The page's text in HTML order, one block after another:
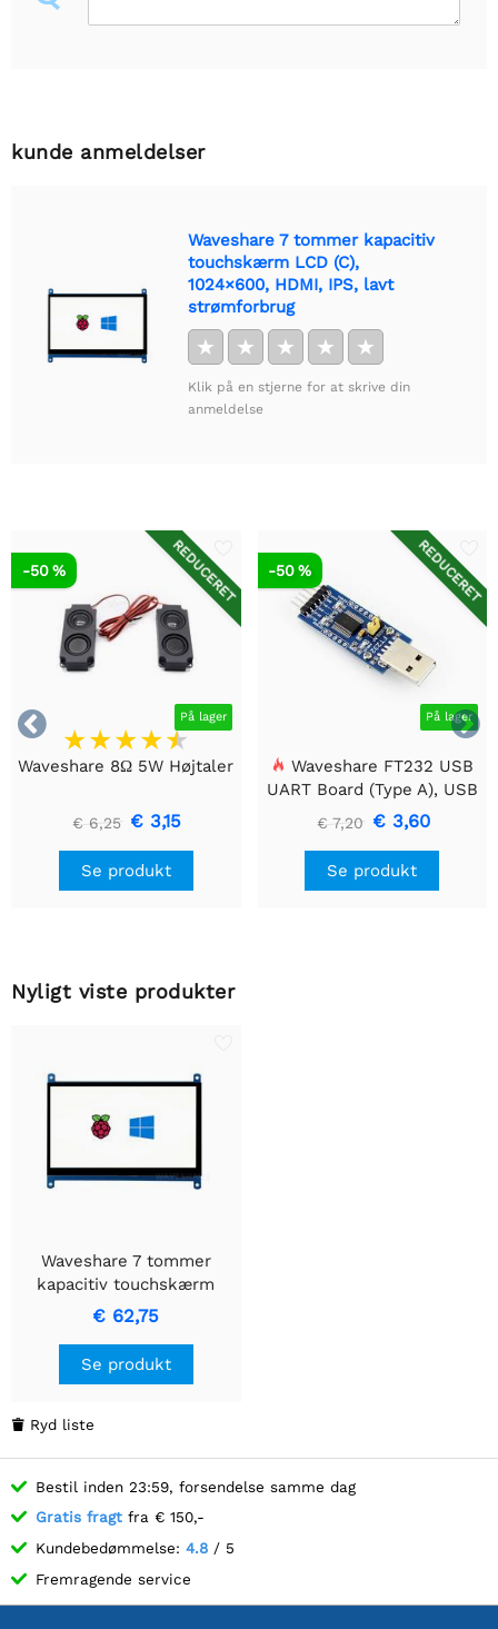
kunde anmeldelser
Waveshare 7 tommer kapacitiv
touchskærm LCD (C),
1024×600, HDMI, IPS, lavt
strømforbrug
★ ★ ★ ★ ★
Klik på en stjerne for at skrive din
anmeldelse


REDUCERET
På lager
-50 %
Waveshare 8Ω 5W Højtaler
€ 6,25 € 3,15
Se produkt
REDUCERET
På lager
-50 %
Waveshare FT232 USB
UART Board (Type A), USB
til TTL (UART)
kommunikationsmodul
€ 7,20 € 3,60
Se produkt
Nyligt viste produkter
Waveshare 7 tommer
kapacitiv touchskærm
LCD (C), 1024×600, HDMI,
IPS, lavt strømforbrug
€ 62,75
Se produkt
 Ryd liste
Bestil inden 23:59, forsendelse samme dag
Gratis fragt fra € 150,-
Kundebedømmelse: 4.8 / 5
Fremragende service